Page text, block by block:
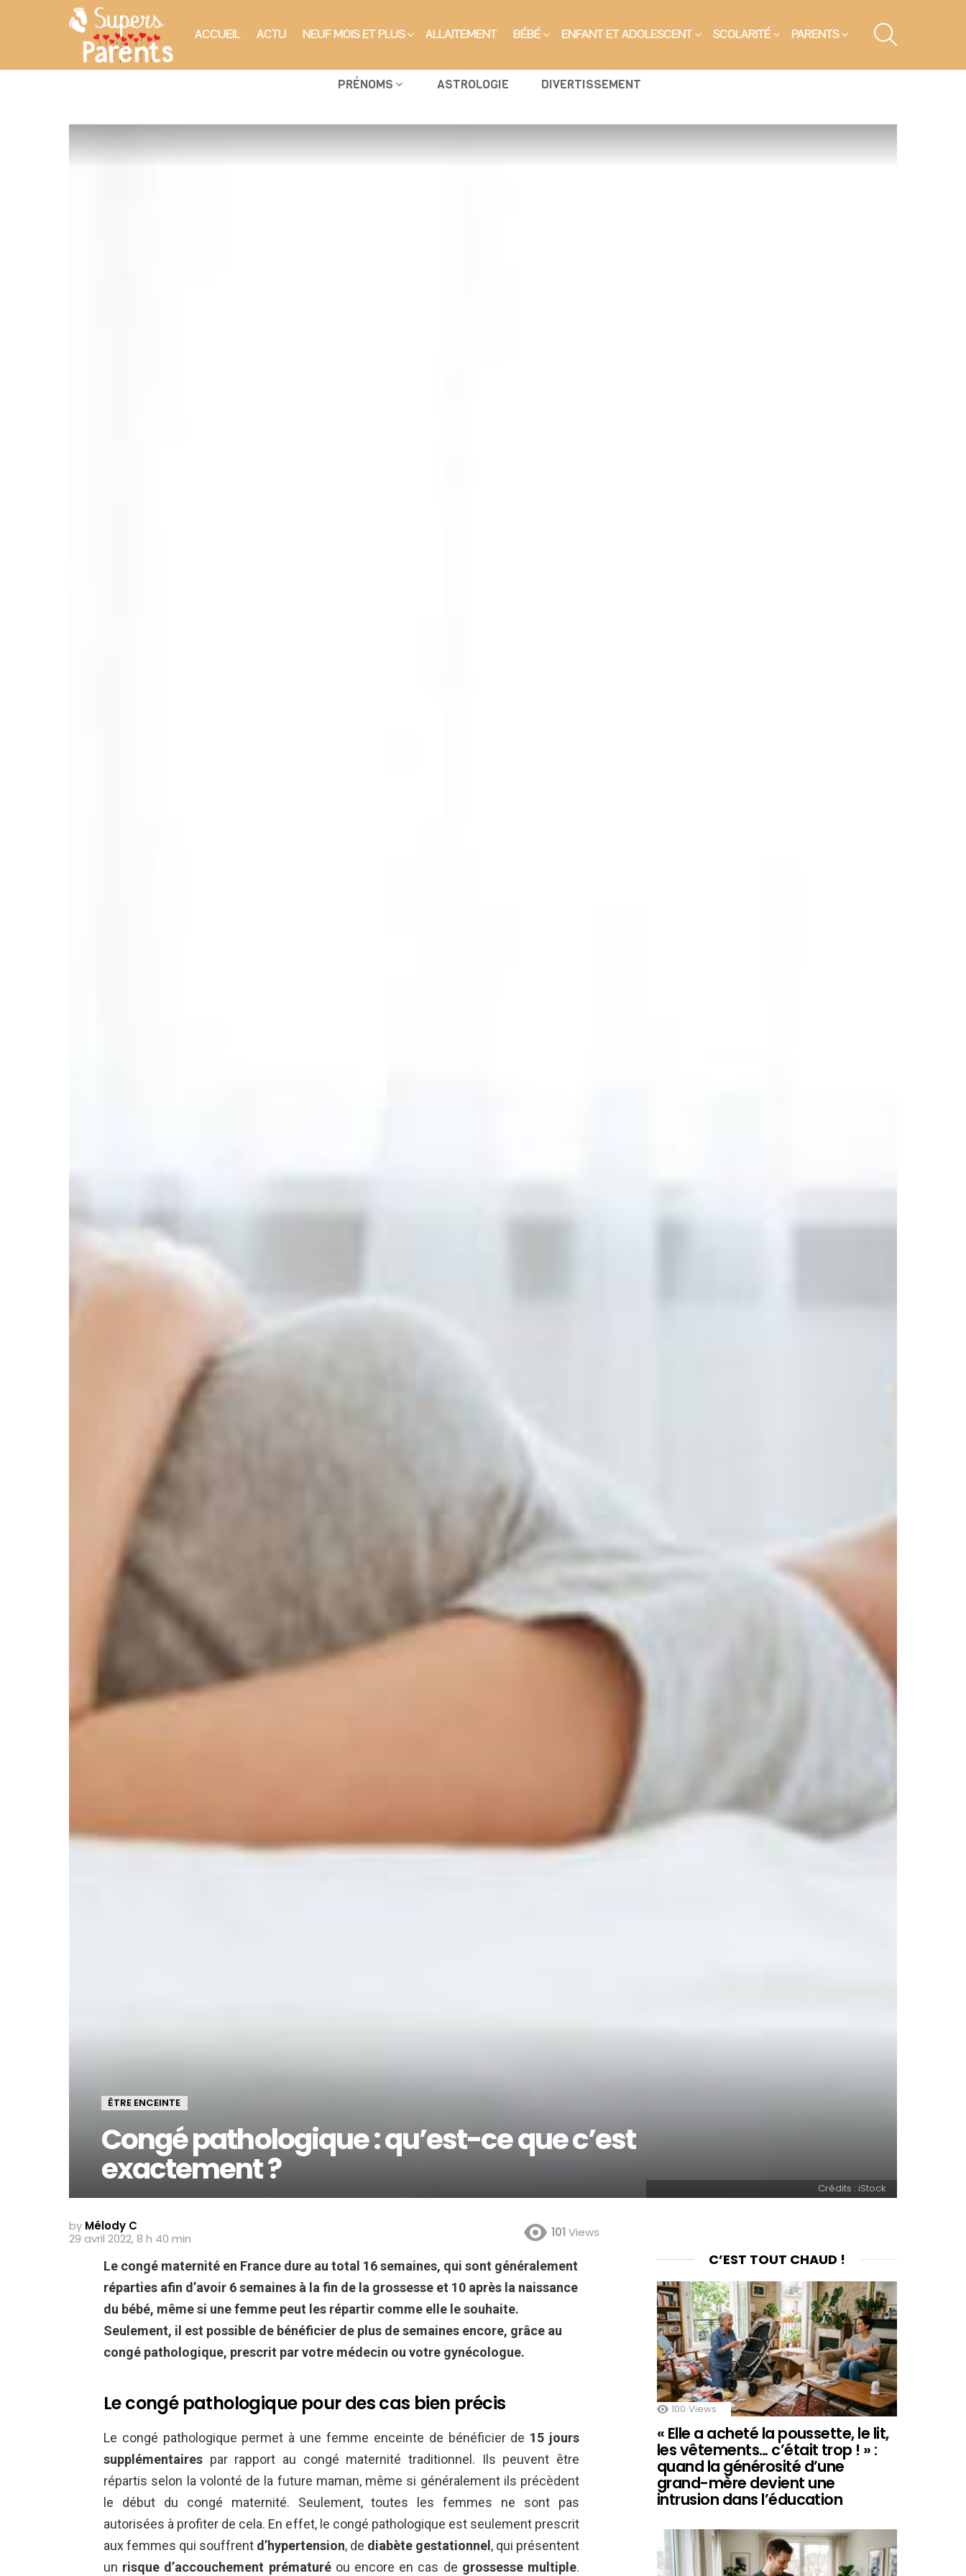
ACCUEIL ACTU NEUF MOIS ET PLUS ALLAITEMENT BÉBÉ ENFANT ET ADOLESCENT SCOLARITÉ PARENTS
PRÉNOMS ASTROLOGIE DIVERTISSEMENT
ÊTRE ENCEINTE
Congé pathologique : qu’est-ce que c’est
exactement ?
Crédits : iStock
by Mélody C
29 avril 2022, 8 h 40 min
101 Views
Le congé maternité en France dure au total 16 semaines, qui sont généralement
réparties afin d’avoir 6 semaines à la fin de la grossesse et 10 après la naissance
du bébé, même si une femme peut les répartir comme elle le souhaite.
Seulement, il est possible de bénéficier de plus de semaines encore, grâce au
congé pathologique, prescrit par votre médecin ou votre gynécologue.
Le congé pathologique pour des cas bien précis
Le congé pathologique permet à une femme enceinte de bénéficier de 15 jours
supplémentaires par rapport au congé maternité traditionnel. Ils peuvent être
répartis selon la volonté de la future maman, même si généralement ils précèdent
le début du congé maternité. Seulement, toutes les femmes ne sont pas
autorisées à profiter de cela. En effet, le congé pathologique est seulement prescrit
aux femmes qui souffrent d’hypertension, de diabète gestationnel, qui présentent
un risque d’accouchement prématuréou encore en cas de grossesse multiple.
C’EST TOUT CHAUD !
100 Views
« Elle a acheté la poussette, le lit,
les vêtements… c’était trop ! » :
quand la générosité d’une
grand-mère devient une
intrusion dans l’éducation